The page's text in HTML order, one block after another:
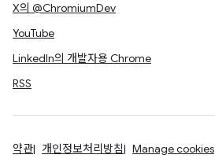
X의 @ChromiumDev
YouTube
LinkedIn의 개발자용 Chrome
RSS
약관 개인정보처리방침 Manage cookies